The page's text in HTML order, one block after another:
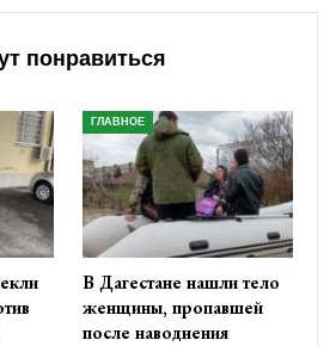
понравиться
ГЛАВНОЕ
В Дагестане нашли тело
женщины, пропавшей
после наводнения